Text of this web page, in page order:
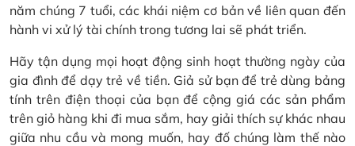
năm chúng 7 tuổi, các khái niệm cơ bản về liên quan đến
hành vi xử lý tài chính trong tương lai sẽ phát triển.
Hãy tận dụng mọi hoạt động sinh hoạt thường ngày của
gia đình để dạy trẻ về tiền. Giả sử bạn để trẻ dùng bảng
tính trên điện thoại của bạn để cộng giá các sản phẩm
trên giỏ hàng khi đi mua sắm, hay giải thích sự khác nhau
giữa nhu cầu và mong muốn, hay đố chúng làm thế nào